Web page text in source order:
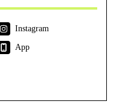
Instagram
App